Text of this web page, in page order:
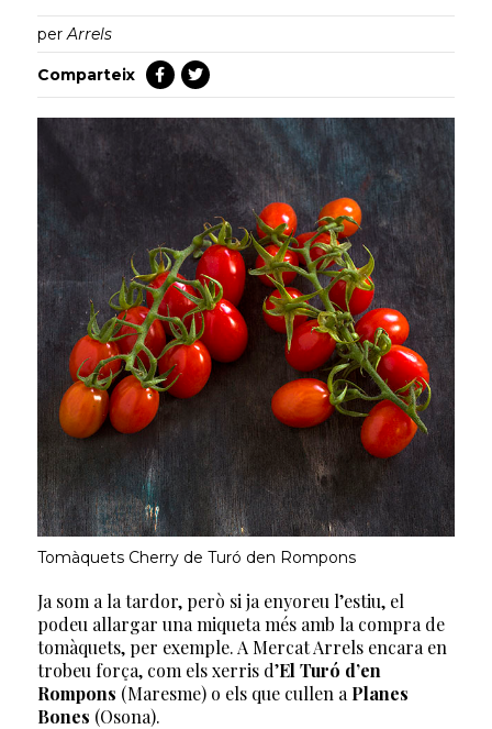
perArrels
Comparteix
Tomàquets Cherry de Turó den Rompons
Ja som a la tardor, però si ja enyoreu l’estiu, el
podeu allargar una miqueta més amb la compra de
tomàquets, per exemple. A Mercat Arrels encara en
trobeu força, com els xerris d’El Turó d’en
Rompons (Maresme) o els que cullen a Planes
Bones (Osona).